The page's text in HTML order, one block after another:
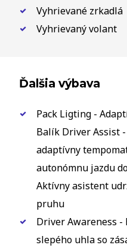
Vyhrievané zrkadlá
Vyhrievaný volant
Ďalšia výbava
Pack Ligting -
Balík Driver Assist
adaptívny
autonómnu jazdu
Aktívny asistent
pruhu
Driver Awareness -
slepého uhla so